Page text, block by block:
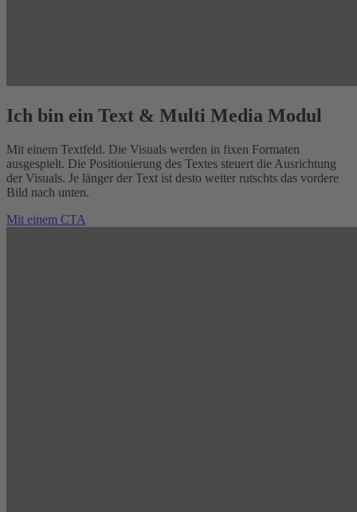
Ich bin ein Text & Multi Media Modul
Mit einem Textfeld. Die Visuals werden in fixen Formaten
ausgespielt. Die Positionierung des Textes steuert die Ausrichtung
der Visuals. Je länger der Text ist desto weiter rutschts das vordere
Bild nach unten.
Mit einem CTA